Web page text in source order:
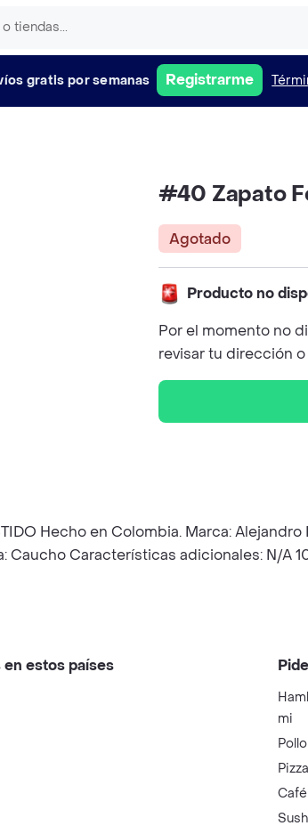
gratis por semanas Registrarme
#40 Zapato
Agotado
Producto no
Por el momento no
revisar tu dirección
Hecho en Colombia. Marca:
Características adicionales: N/A
estos países
mi